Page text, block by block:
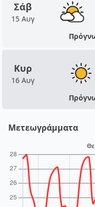
Σάβ
15 Αυγ
Κυρ
16 Αυγ
Μετεωγράμματα